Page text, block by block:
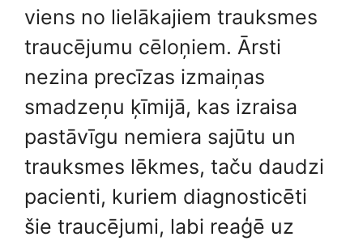
viens no lielākajiem trauksmes
traucējumu cēloņiem. Ārsti
nezina precīzas izmaiņas
smadzeņu ķīmijā, kas izraisa
pastāvīgu nemiera sajūtu un
trauksmes lēkmes, taču daudzi
pacienti, kuriem diagnosticēti
šie traucējumi, labi reaģē uz